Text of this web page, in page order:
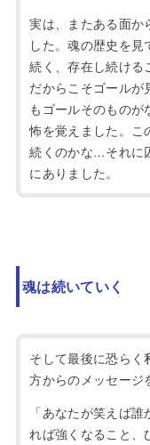
実は、またある面か
した。魂の歴史を
続く、存在し続ける
だからこそゴールが
もゴールそのもの
怖を覚えました。こ
続くのかな…それに
にありました。
魂は続いていく
そして最後に恐らく
方からのメッセージ
「あなたが笑えば
れば強くなること、